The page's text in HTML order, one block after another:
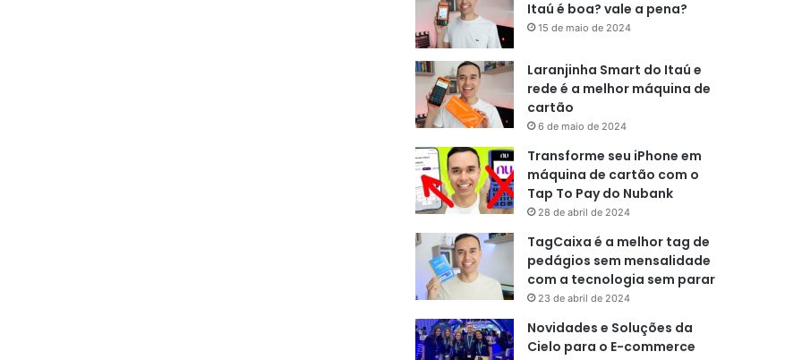
Itaú é boa? vale a pena?
15 de maio de 2024
Laranjinha Smart do Itaú e
rede é a melhor máquina de
cartão
6 de maio de 2024
Transforme seu iPhone em
máquina de cartão com o
Tap To Pay do Nubank
28 de abril de 2024
TagCaixa é a melhor tag de
pedágios sem mensalidade
com a tecnologia sem parar
23 de abril de 2024
Novidades e Soluções da
Cielo para o E-commerce